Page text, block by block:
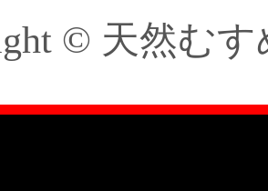
© 天然むす